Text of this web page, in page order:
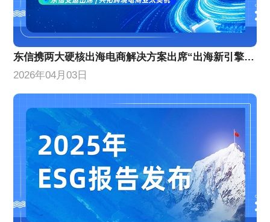
东信携两大硬核出海电商解决方案出席“出海新引擎”峰会
2026年04月03日